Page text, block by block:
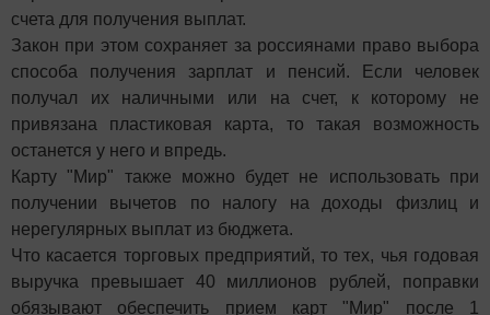
счета для получения выплат.
Закон при этом сохраняет за россиянами право выбора
способа получения зарплат и пенсий. Если человек
получал их наличными или на счет, к которому не
привязана пластиковая карта, то такая возможность
останется у него и впредь.
Карту "Мир" также можно будет не использовать при
получении вычетов по налогу на доходы физлиц и
нерегулярных выплат из бюджета.
Что касается торговых предприятий, то тех, чья годовая
выручка превышает 40 миллионов рублей, поправки
обязывают обеспечить прием карт "Мир" после 1